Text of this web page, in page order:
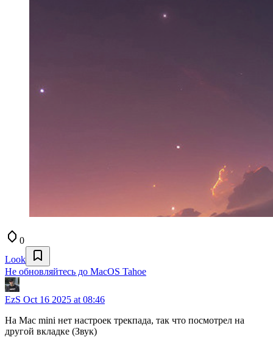
0
Look
Не обновляйтесь до MacOS Tahoe
EzS Oct 16 2025 at 08:46
На Mac mini нет настроек трекпада, так что посмотрел на
другой вкладке (Звук)